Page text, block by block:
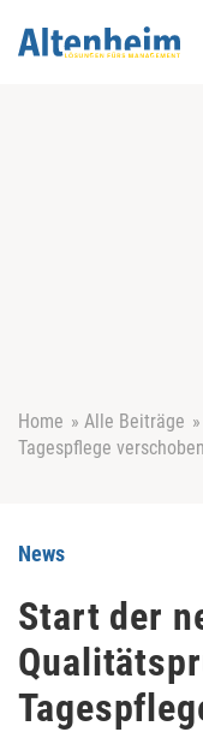
Home » Alle Beiträge »
Tagespflege verschoben
News
Start der